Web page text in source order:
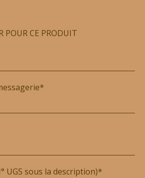
POUR CE PRODUIT
UGS sous la description)*